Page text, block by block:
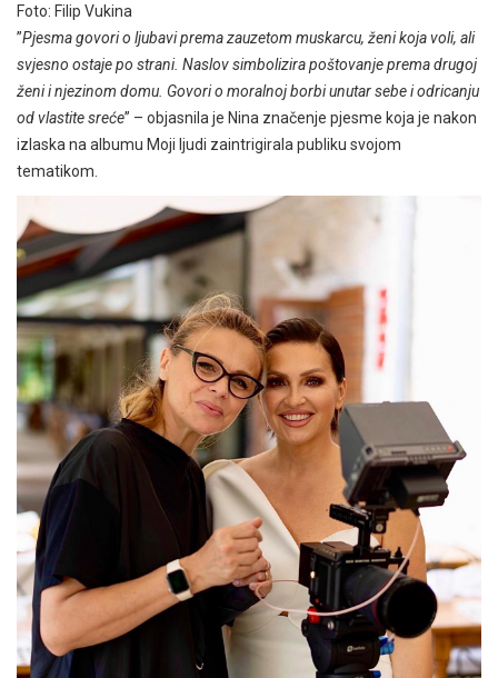
Foto: Filip Vukina
”Pjesma govori o ljubavi prema zauzetom muskarcu, ženi koja voli, ali
svjesno ostaje po strani. Naslov simbolizira poštovanje prema drugoj
ženi i njezinom domu. Govori o moralnoj borbi unutar sebe i odricanju
od vlastite sreće” – objasnila je Nina značenje pjesme koja je nakon
izlaska na albumu Moji ljudi zaintrigirala publiku svojom
tematikom.